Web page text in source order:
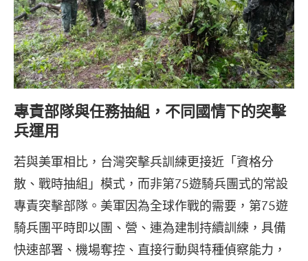
專責部隊與任務抽組，不同國情下的突擊
兵運用
若與美軍相比，台灣突擊兵訓練更接近「資格分
散、戰時抽組」模式，而非第75遊騎兵團式的常設
專責突擊部隊。美軍因為全球作戰的需要，第75遊
騎兵團平時即以團、營、連為建制持續訓練，具備
快速部署、機場奪控、直接行動與特種偵察能力，